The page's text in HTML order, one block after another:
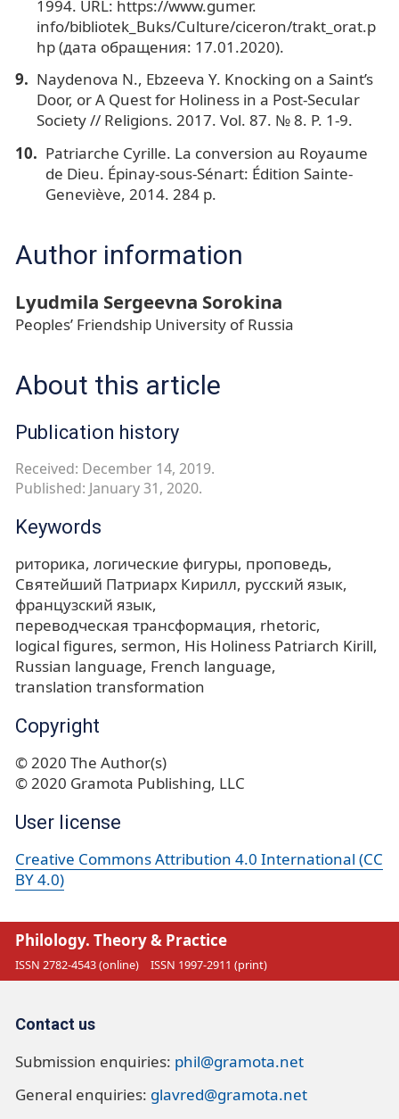
1994. URL: https://www.gumer.
info/bibliotek_Buks/Culture/ciceron/trakt_orat.p
hp (дата обращения: 17.01.2020).
Naydenova N., Ebzeeva Y. Knocking on a Saint’s
Door, or A Quest for Holiness in a Post-Secular
Society // Religions. 2017. Vol. 87. № 8. P. 1-9.
Patriarche Cyrille. La conversion au Royaume
de Dieu. Épinay-sous-Sénart: Édition Sainte-
Geneviève, 2014. 284 p.
Author information
Lyudmila Sergeevna Sorokina
Peoples’ Friendship University of Russia
About this article
Publication history
Received: December 14, 2019.
Published: January 31, 2020.
Keywords
риторика логические фигуры проповедь
Святейший Патриарх Кирилл русский язык
французский язык
переводческая трансформация rhetoric
logical figures sermon His Holiness Patriarch Kirill
Russian language French language
translation transformation
Copyright
© 2020 The Author(s)
© 2020 Gramota Publishing, LLC
User license
Creative Commons Attribution 4.0 International (CC
BY 4.0)
Philology. Theory & Practice
ISSN 2782-4543 (online) ISSN 1997-2911 (print)
Contact us
Submission enquiries: phil@gramota.net
General enquiries: glavred@gramota.net